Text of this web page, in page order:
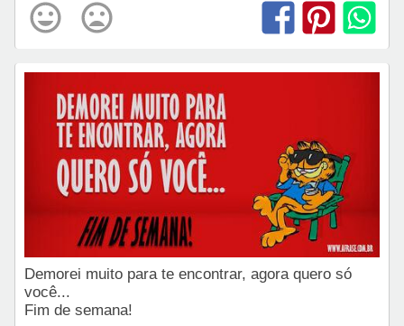
Demorei muito para te encontrar, agora quero só
você...
Fim de semana!